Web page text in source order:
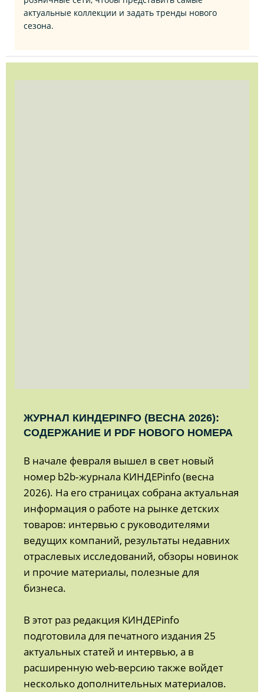
актуальные коллекции и задать тренды нового
сезона.
ЖУРНАЛ КИНДЕРINFO (ВЕСНА 2026):
СОДЕРЖАНИЕ И PDF НОВОГО НОМЕРА
В начале февраля вышел в свет новый
номер b2b‑журнала КИНДЕРinfo (весна
2026). На его страницах собрана актуальная
информация о работе на рынке детских
товаров: интервью с руководителями
ведущих компаний, результаты недавних
отраслевых исследований, обзоры новинок
и прочие материалы, полезные для
бизнеса.
В этот раз редакция КИНДЕРinfo
подготовила для печатного издания 25
актуальных статей и интервью, а в
расширенную web-версию также войдет
несколько дополнительных материалов.